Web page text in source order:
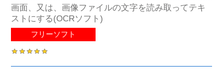
画面、又は、画像ファイルの文字を読み取ってテキ
ストにする(OCRソフト)
フリーソフト